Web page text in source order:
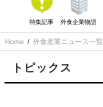
特集記事 外食企業物語
Home 外食産業ニュース一覧
トピックス